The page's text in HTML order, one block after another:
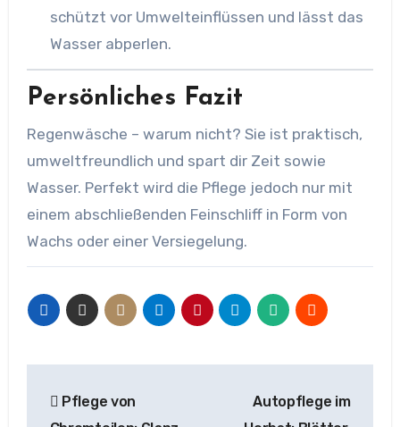
schützt vor Umwelteinflüssen und lässt das
Wasser abperlen.
Persönliches Fazit
Regenwäsche – warum nicht? Sie ist praktisch,
umweltfreundlich und spart dir Zeit sowie
Wasser. Perfekt wird die Pflege jedoch nur mit
einem abschließenden Feinschliff in Form von
Wachs oder einer Versiegelung.
Pflege von
Autopflege im